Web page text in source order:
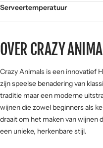
Serveertemperatuur
OVER CRAZY
Crazy Animals is een innovatief
zijn speelse benadering van
traditie maar een moderne
wijnen die zowel beginners als
draait om het maken van wijnen
een unieke, herkenbare stijl.